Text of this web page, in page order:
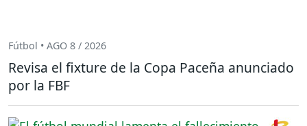
Fútbol • AGO 8 / 2026
Revisa el fixture de la Copa Paceña anunciado
por la FBF